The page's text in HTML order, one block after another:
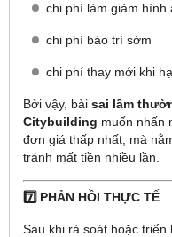
chi phí làm giảm hình
chi phí bảo trì sớm
chi phí thay mới khi
Bởi vậy, bài sai lầm
Citybuilding muốn nhấn
đơn giá thấp nhất, mà
tránh mất tiền nhiều lần.
7️⃣ PHẢN HỒI THỰC TẾ
Sau khi rà soát hoặc triển